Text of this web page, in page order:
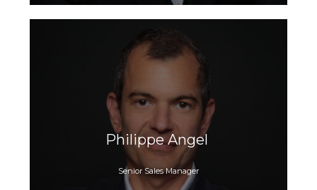
Philippe Angel
Senior Sales Manager